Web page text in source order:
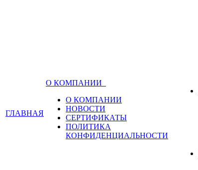
ГЛАВНАЯ
О КОМПАНИИ
О КОМПАНИИ
НОВОСТИ
СЕРТИФИКАТЫ
ПОЛИТИКА
КОНФИДЕНЦИАЛЬНОСТИ